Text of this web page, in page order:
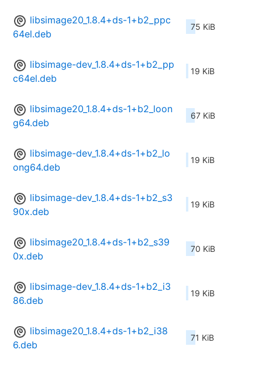
libsimage20_1.8.4+ds-1+b2_ppc
64el.deb
75 KiB
libsimage-dev_1.8.4+ds-1+b2_pp
c64el.deb
19 KiB
libsimage20_1.8.4+ds-1+b2_loon
g64.deb
67 KiB
libsimage-dev_1.8.4+ds-1+b2_lo
ong64.deb
19 KiB
libsimage-dev_1.8.4+ds-1+b2_s3
90x.deb
19 KiB
libsimage20_1.8.4+ds-1+b2_s39
0x.deb
70 KiB
libsimage-dev_1.8.4+ds-1+b2_i3
86.deb
19 KiB
libsimage20_1.8.4+ds-1+b2_i38
6.deb
71 KiB